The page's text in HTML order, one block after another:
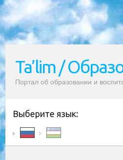
Ta’lim /
Портал об образовании и
Выберите язык: